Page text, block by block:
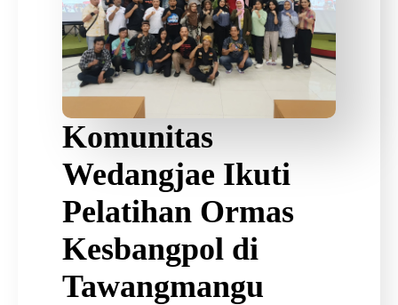
Komunitas
Wedangjae Ikuti
Pelatihan Ormas
Kesbangpol di
Tawangmangu